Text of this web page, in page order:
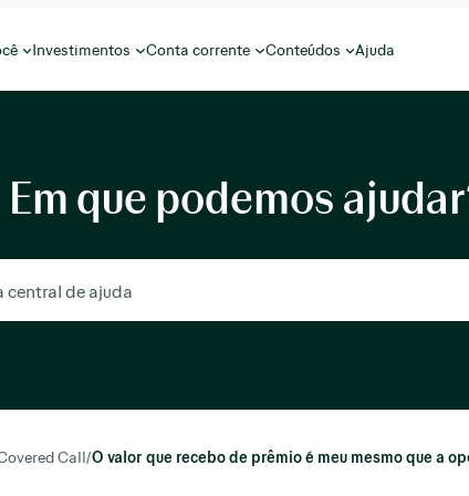
Investimentos Conta corrente Conteúdos Ajuda
Em que podemos
Call/O valor que recebo de prêmio é meu mesmo que a